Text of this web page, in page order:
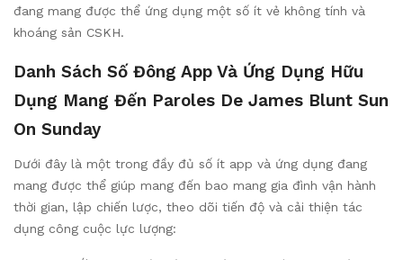
đang mang được thể ứng dụng một số ít vẻ không tính và
khoáng sản CSKH.
Danh Sách Số Đông App Và Ứng Dụng Hữu
Dụng Mang Đến Paroles De James Blunt Sun
On Sunday
Dưới đây là một trong đầy đủ số ít app và ứng dụng đang
mang được thể giúp mang đến bao mang gia đình vận hành
thời gian, lập chiến lược, theo dõi tiến độ và cải thiện tác
dụng công cuộc lực lượng: